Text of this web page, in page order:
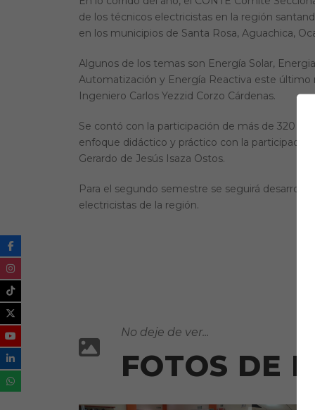
de los técnicos electricistas en la región
en los municipios de Santa Rosa, Aguachica,
Algunos de los temas son Energía Solar,
Automatización y Energía Reactiva este último
Ingeniero Carlos Yezzid Corzo Cárdenas.
Se contó con la participación de más de 320
enfoque didáctico y práctico con la
Gerardo de Jesús Isaza Ostos.
Para el segundo semestre se seguirá
electricistas de la región.
No deje de ver...
FOTOS DE